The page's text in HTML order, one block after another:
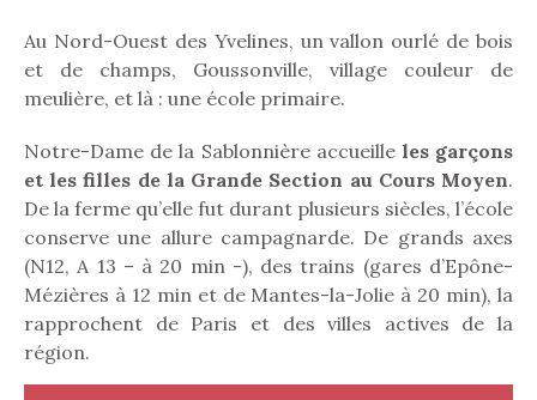
Au Nord-Ouest des Yvelines, un vallon ourlé de bois
et de champs, Goussonville, village couleur de
meulière, et là : une école primaire.
Notre-Dame de la Sablonnière accueille les garçons
et les filles de la Grande Section au Cours Moyen.
De la ferme qu’elle fut durant plusieurs siècles, l’école
conserve une allure campagnarde. De grands axes
(N12, A 13 – à 20 min -), des trains (gares d’Epône-
Mézières à 12 min et de Mantes-la-Jolie à 20 min), la
rapprochent de Paris et des villes actives de la
région.